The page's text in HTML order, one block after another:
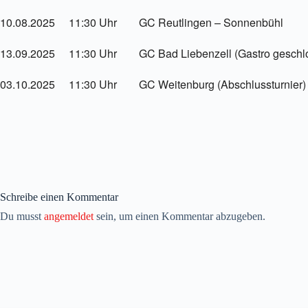
10.08.2025 11:30 Uhr GC Reutlingen – Sonnenbühl
13.09.2025 11:30 Uhr GC Bad Liebenzell (Gastro
03.10.2025 11:30 Uhr GC Weitenburg (Abschlussturnier)
Schreibe einen Kommentar
Du musst angemeldet sein, um einen Kommentar abzugeben.